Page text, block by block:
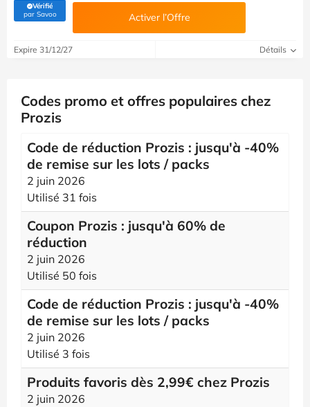
Vérifié
par Savoo(Vérifié par Savoo) Activer l’Offre
Expire 31/12/27 Détails
Codes promo et offres populaires chez
Prozis
Code de réduction Prozis : jusqu'à -40%
de remise sur les lots / packs
2 juin 2026
Utilisé 31 fois
Coupon Prozis : jusqu'à 60% de
réduction
2 juin 2026
Utilisé 50 fois
Code de réduction Prozis : jusqu'à -40%
de remise sur les lots / packs
2 juin 2026
Utilisé 3 fois
Produits favoris dès 2,99€ chez Prozis
2 juin 2026